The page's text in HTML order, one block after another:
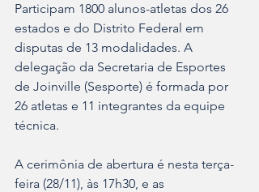
Participam 1800 alunos-atletas dos 26
estados e do Distrito Federal em
disputas de 13 modalidades. A
delegação da Secretaria de Esportes
de Joinville (Sesporte) é formada por
26 atletas e 11 integrantes da equipe
técnica.
A cerimônia de abertura é nesta terça-
feira (28/11), às 17h30, e as